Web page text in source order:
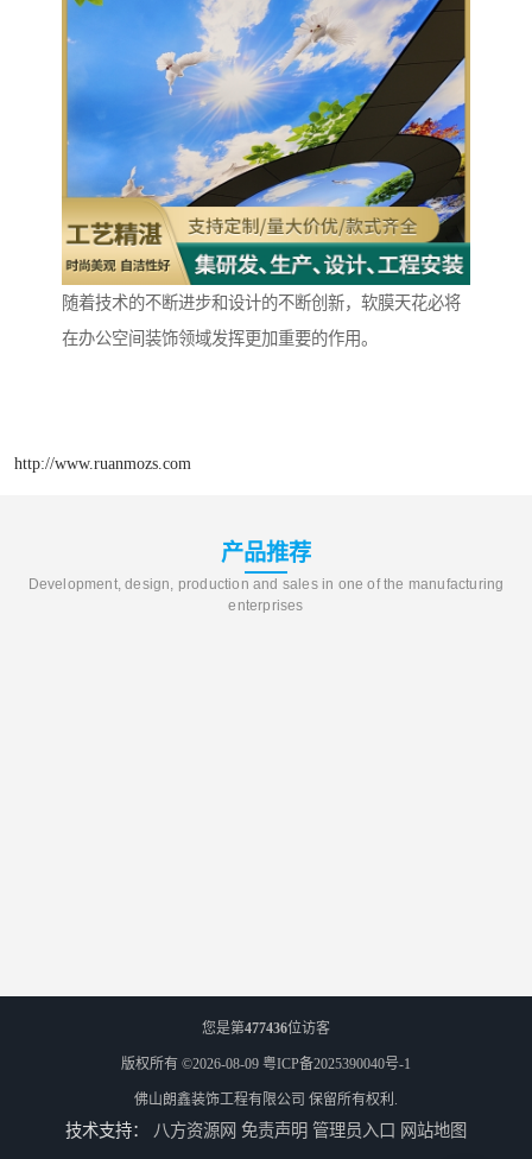
随着技术的不断进步和设计的不断创新，软膜天花必将
在办公空间装饰领域发挥更加重要的作用。
http://www.ruanmozs.com
产品推荐
Development, design, production and sales in one of the manufacturing
enterprises
您是第477436位访客
版权所有 ©2026-08-09 粤ICP备2025390040号-1
佛山朗鑫装饰工程有限公司 保留所有权利.
技术支持： 八方资源网 免责声明 管理员入口 网站地图